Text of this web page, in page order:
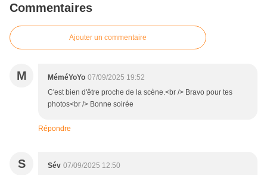
Commentaires
Ajouter un commentaire
M MéméYoYo 07/09/2025 19:52
C'est bien d'être proche de la scène.<br /> Bravo pour tes
photos<br /> Bonne soirée
Répondre
S Sév 07/09/2025 12:50